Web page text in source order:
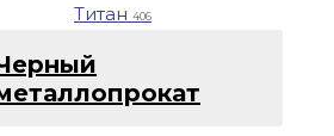
Титан 406